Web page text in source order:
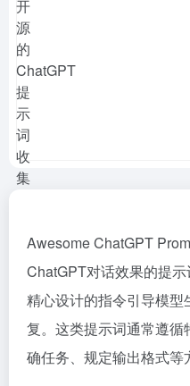
Awesome ChatGPT
ChatGPT对话效果的提
精心设计的指令引导模
复。这类提示词通常遵
确任务、规定输出格式等